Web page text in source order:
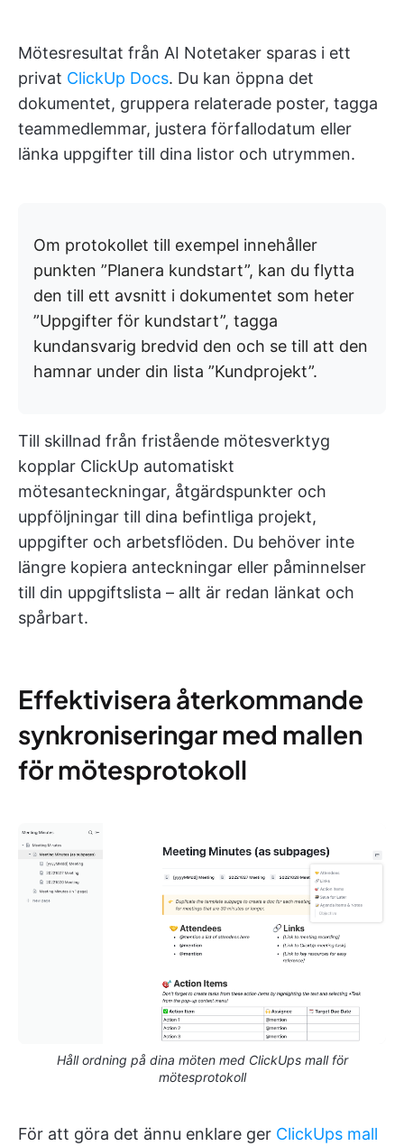
Mötesresultat från AI Notetaker sparas i ett
privat ClickUp Docs. Du kan öppna det
dokumentet, gruppera relaterade poster, tagga
teammedlemmar, justera förfallodatum eller
länka uppgifter till dina listor och utrymmen.
Om protokollet till exempel innehåller
punkten ”Planera kundstart”, kan du flytta
den till ett avsnitt i dokumentet som heter
”Uppgifter för kundstart”, tagga
kundansvarig bredvid den och se till att den
hamnar under din lista ”Kundprojekt”.
Till skillnad från fristående mötesverktyg
kopplar ClickUp automatiskt
mötesanteckningar, åtgärdspunkter och
uppföljningar till dina befintliga projekt,
uppgifter och arbetsflöden. Du behöver inte
längre kopiera anteckningar eller påminnelser
till din uppgiftslista – allt är redan länkat och
spårbart.
Effektivisera återkommande
synkroniseringar med mallen
för mötesprotokoll
Håll ordning på dina möten med ClickUps mall för
mötesprotokoll
För att göra det ännu enklare ger ClickUps mall